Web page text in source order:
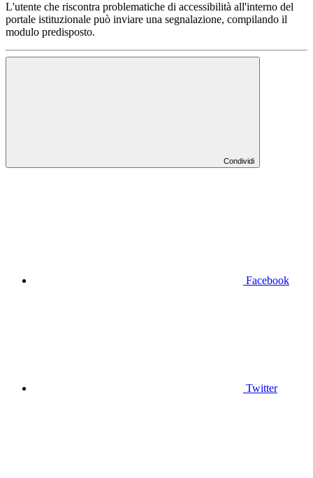
L'utente che riscontra problematiche di accessibilità all'interno del
portale istituzionale può inviare una segnalazione, compilando il
modulo predisposto.
Condividi
Facebook
Twitter